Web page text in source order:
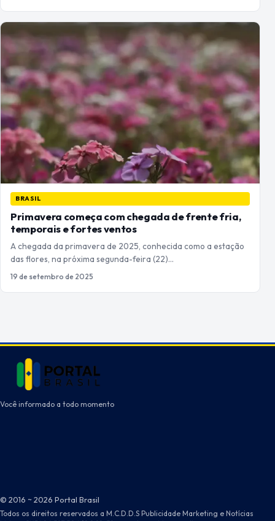
BRASIL
Primavera começa com chegada de frente fria,
temporais e fortes ventos
A chegada da primavera de 2025, conhecida como a estação
das flores, na próxima segunda-feira (22)…
19 de setembro de 2025
Você informado a todo momento
© 2016 ~ 2026 Portal Brasil
Todos os direitos reservados a M.C.D.D.S Publicidade Marketing e Notícias